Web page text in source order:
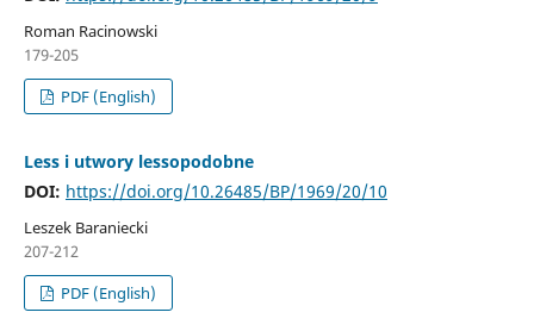
Roman Racinowski
179-205
PDF (English)
Less i utwory lessopodobne
DOI: https://doi.org/10.26485/BP/1969/20/10
Leszek Baraniecki
207-212
PDF (English)